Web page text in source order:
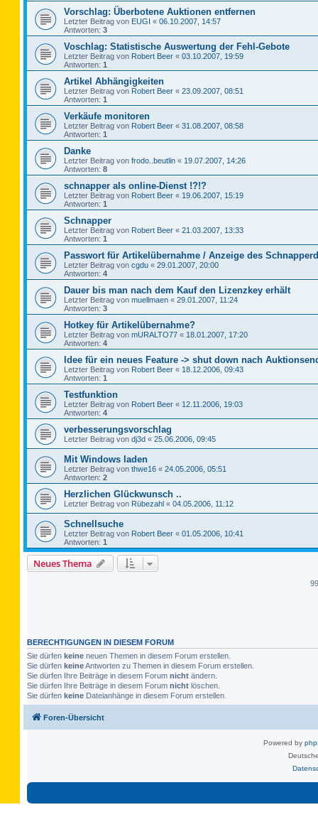
Vorschlag: Überbotene Auktionen entfernen
Letzter Beitrag von EUGI « 06.10.2007, 14:57
Antworten: 3
Voschlag: Statistische Auswertung der Fehl-Gebote
Letzter Beitrag von Robert Beer « 03.10.2007, 19:59
Antworten: 1
Artikel Abhängigkeiten
Letzter Beitrag von Robert Beer « 23.09.2007, 08:51
Antworten: 1
Verkäufe monitoren
Letzter Beitrag von Robert Beer « 31.08.2007, 08:58
Antworten: 1
Danke
Letzter Beitrag von frodo..beutlin « 19.07.2007, 14:26
Antworten: 8
schnapper als online-Dienst !?!?
Letzter Beitrag von Robert Beer « 19.06.2007, 15:19
Antworten: 1
Schnapper
Letzter Beitrag von Robert Beer « 21.03.2007, 13:33
Antworten: 1
Passwort für Artikelübernahme / Anzeige des
Letzter Beitrag von cgdu « 29.01.2007, 20:00
Antworten: 4
Dauer bis man nach dem Kauf den Lizenzkey erhält
Letzter Beitrag von muellmaen « 29.01.2007, 11:24
Antworten: 3
Hotkey für Artikelübernahme?
Letzter Beitrag von mURALTO77 « 18.01.2007, 17:20
Antworten: 4
Idee für ein neues Feature -> shut down nach
Letzter Beitrag von Robert Beer « 18.12.2006, 09:43
Antworten: 1
Testfunktion
Letzter Beitrag von Robert Beer « 12.11.2006, 19:03
Antworten: 4
verbesserungsvorschlag
Letzter Beitrag von dj3d « 25.06.2006, 09:45
Mit Windows laden
Letzter Beitrag von thwe16 « 24.05.2006, 05:51
Antworten: 2
Herzlichen Glückwunsch ..
Letzter Beitrag von Rübezahl « 04.05.2006, 11:12
Schnellsuche
Letzter Beitrag von Robert Beer « 01.05.2006, 10:41
Antworten: 1
Neues Thema
BERECHTIGUNGEN IN DIESEM FORUM
Sie dürfen keine neuen Themen in diesem Forum erstellen.
Sie dürfen keineAntworten zu Themen in diesem Forum erstellen.
Sie dürfen Ihre Beiträge in diesem Forum nicht ändern.
Sie dürfen Ihre Beiträge in diesem Forum nicht löschen.
Sie dürfen keine Dateianhänge in diesem Forum erstellen.
Foren-Übersicht
Powered by